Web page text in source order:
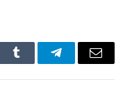
Tumblr TelegramEmail